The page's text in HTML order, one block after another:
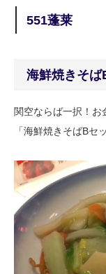
551蓬莱
海鮮焼きそば
関空ならば一択！お
「海鮮焼きそばBセ